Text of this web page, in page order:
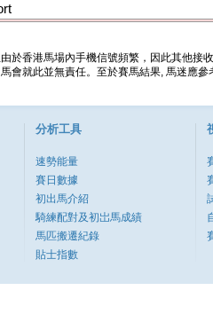
於香港馬場內手機信號頻繁，因此其他接
就此並無責任。至於賽馬結果, 馬迷應參
分析工具
速勢能量
賽日數據
初出馬介紹
騎練配對及初岀馬成績
馬匹搬遷紀錄
貼士指數